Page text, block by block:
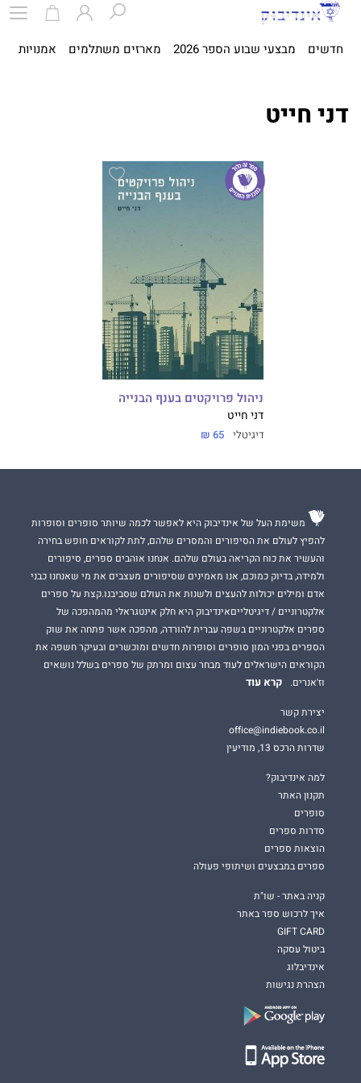
חדשים מבצעי שבוע הספר 2026 מארזים משתלמים אמנויות
דני חייט
ניהול פרויקטים בענף הבנייה
דני חייט
דיגיטלי 65 ₪
משימת העל של אינדיבוק היא לאפשר לכמה שיותר סופרים וסופרות
להפיץ לעולם את הסיפורים והמסרים שלהם, לתת לקוראים חופש בחירה
והעשיר את כוח הקריאה בעולם שלהם. אנחנו אוהבים ספרים, סיפורים
ולמידה, בדיוק כמוכם, אנו מאמינים שסיפורים מעצבים את מי שאנחנו כבני
אדם ומילים יכולות להעצים ולשנות את העולם שסביבנו.קצת על ספרים
אלקטרוניים / דיגיטלייםאינדיבוק היא חלק אינטגראלי מהמהפכה של
ספרים אלקטרוניים בשפה עברית להורדה, מהפכה אשר פתחה את שוק
הספרים בפני המון סופרים וסופרות חדשים ומוכשרים ובעיקר חשפה את
הקוראים הישראלים לעוד מבחר עצום ומרתק של ספרים בשלל נושאים
וז'אנרים.
קרא עוד
יצירת קשר
office@indiebook.co.il
שדרות הרכס 13, מודיעין
למה אינדיבוק?
תקנון האתר
סופרים
סדרות ספרים
הוצאות ספרים
ספרים במבצעים ושיתופי פעולה
קניה באתר - שו"ת
איך לרכוש ספר באתר
GIFT CARD
ביטול עסקה
אינדיבלוג
הצהרת נגישות